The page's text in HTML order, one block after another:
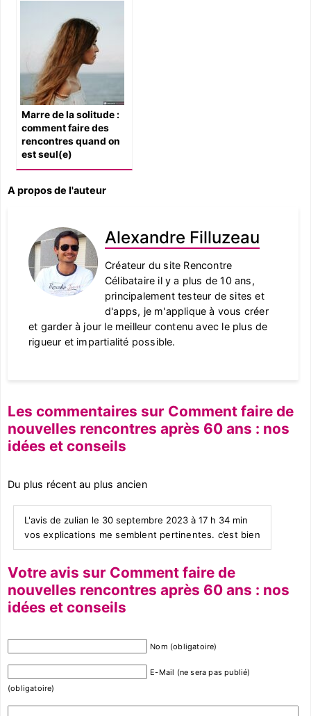
Marre de la solitude :
comment faire des
rencontres quand on
est seul(e)
A propos de l'auteur
Alexandre Filluzeau
Créateur du site Rencontre
Célibataire il y a plus de 10 ans,
principalement testeur de sites et
d'apps, je m'applique à vous créer
et garder à jour le meilleur contenu avec le plus de
rigueur et impartialité possible.
Les commentaires sur Comment faire de
nouvelles rencontres après 60 ans : nos
idées et conseils
Du plus récent au plus ancien
L'avis de zulian le 30 septembre 2023 à 17 h 34 min
vos explications me semblent pertinentes. c’est bien
Votre avis sur Comment faire de
nouvelles rencontres après 60 ans : nos
idées et conseils
Nom (obligatoire)
E-Mail (ne sera pas publié)
(obligatoire)